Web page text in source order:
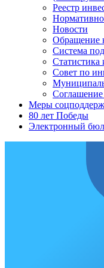
Реестр
Новости
Обращение
Система
Статистика
Совет по
Соглашение
Меры
80 лет Победы
Электронный